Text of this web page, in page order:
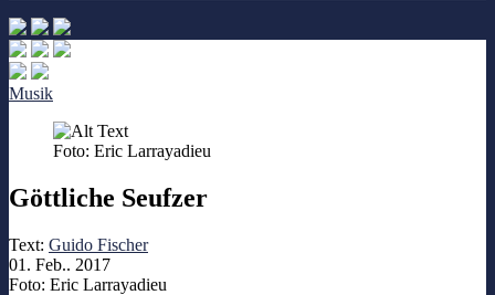
Musik
Foto: Eric Larrayadieu
Göttliche Seufzer
Text: Guido Fischer
01. Feb.. 2017
Foto: Eric Larrayadieu